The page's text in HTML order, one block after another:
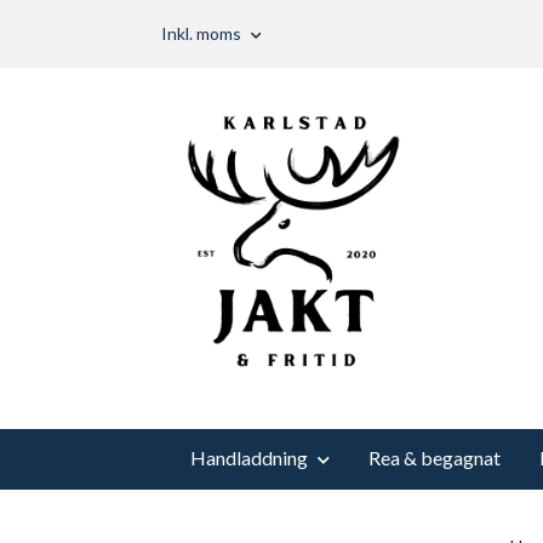
Inkl. moms
Handladdning Rea & begagnat